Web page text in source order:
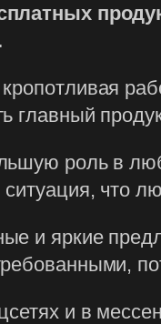
главный
роль в
что
и яркие
и в